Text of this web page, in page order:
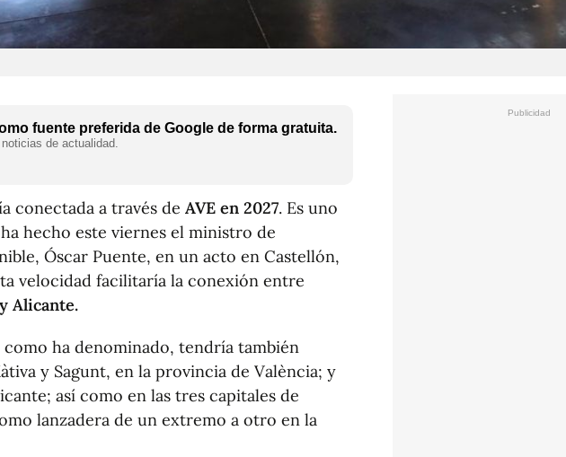
fuente preferida de Google de forma gratuita.
de actualidad.
conectada a través de AVE en 2027. Es uno
hecho este viernes el ministro de
Óscar Puente, en un acto en Castellón,
velocidad facilitaría la conexión entre
Alicante.
como ha denominado, tendría también
y Sagunt, en la provincia de València; y
así como en las tres capitales de
lanzadera de un extremo a otro en la